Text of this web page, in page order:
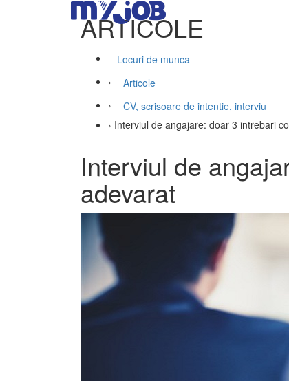
ARTICOLE
Locuri de munca
›
Articole
›
CV, scrisoare de intentie, interviu
› Interviul de angajare: doar 3 intrebari
Interviul de
adevarat